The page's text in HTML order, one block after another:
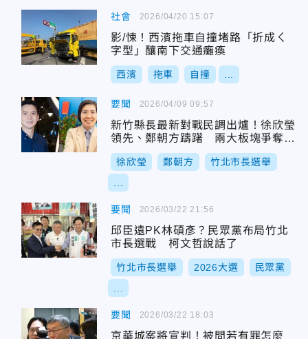
社會
影/悚！西濱拖車自撞堵路「折成ㄑ
字型」釀南下交通癱瘓
西濱 拖車 自撞
2026/04/20 15:07
要聞
新竹縣長最新對戰民調出爐！徐欣瑩
領先、鄭朝方躊躇 兩大板塊爭奪全
解析
徐欣瑩 鄭朝方 竹北市長選舉
2026/04/09 09:57
要聞
邱臣遠PK林碩彥？民眾黨布局竹北
市長選戰 柯文哲說話了
竹北市長選舉 2026大選 民眾黨
2026/03/22 21:56
要聞
京華城案將宣判！被問若有罪怎麼
2026/03/22 18:03